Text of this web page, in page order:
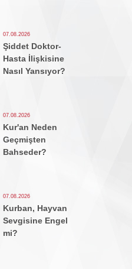
07.08.2026
Şiddet Doktor-
Hasta İlişkisine
Nasıl Yansıyor?
07.08.2026
Kur'an Neden
Geçmişten
Bahseder?
07.08.2026
Kurban, Hayvan
Sevgisine Engel
mi?